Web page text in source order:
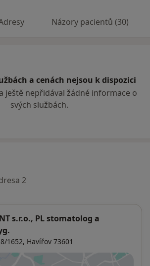
Názory pacientů (30)
a cenách nejsou k dispozici
ještě nepřidával žádné informace o
svých službách.
2
s.r.o., PL stomatolog a
1652, Havířov 73601